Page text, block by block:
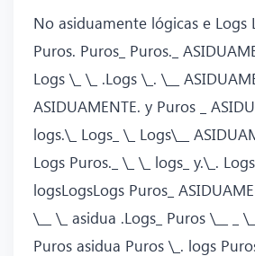
No asiduamente lógicas e Logs
Puros. Puros_ Puros._
Logs \_ \_ .Logs \_. \__
ASIDUAMENTE. y Puros _
logs.\_ Logs_ \_ Logs\__
Logs Puros._ \_ \_ logs_ y.\_.
logsLogsLogs Puros_
\__ \_ asidua .Logs_ Puros \__ _
Puros asidua Puros \_. logs